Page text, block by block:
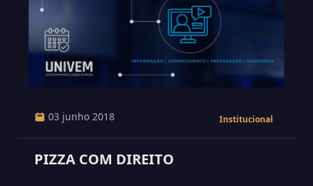
03 junho 2018 Institucional
PIZZA COM DIREITO